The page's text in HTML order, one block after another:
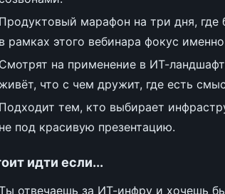
Продуктовый марафон на три дня, где
в рамках этого вебинара фокус
Смотрят на применение в ИТ-
живёт, что с чем дружит, где есть
Подходит тем, кто выбирает
не под красивую презентацию.
идти если...
отвечаешь за ИТ-инфру и хочешь